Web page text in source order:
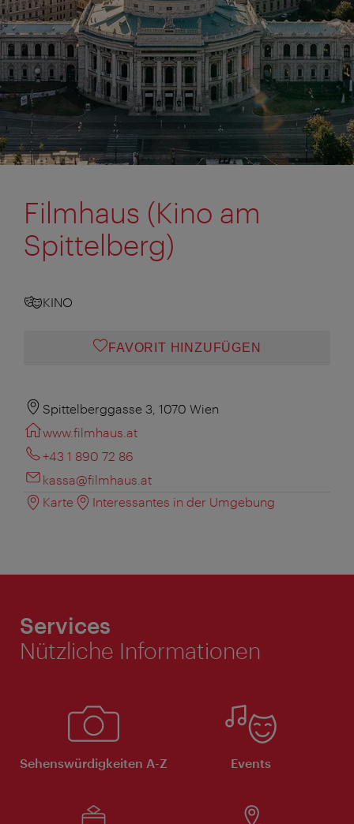
Filmhaus (Kino am
Spittelberg)
KINO
FAVORIT HINZUFÜGEN
Spittelberggasse 3, 1070 Wien
www.filmhaus.at
+43 1 890 72 86
kassa@filmhaus.at
Karte
Interessantes in der Umgebung
Services
Nützliche Informationen
Sehenswürdigkeiten A-Z Events